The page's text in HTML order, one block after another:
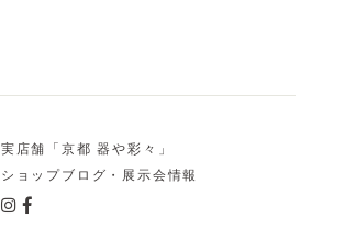
実店舗「京都 器や彩々」
ショップブログ・展示会情報